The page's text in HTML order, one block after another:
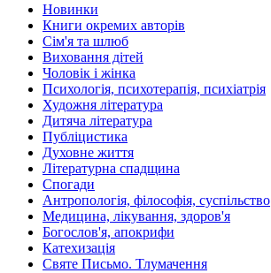
Новинки
Книги окремих авторів
Сім'я та шлюб
Виховання дітей
Чоловік і жінка
Психологія, психотерапія, психіатрія
Художня література
Дитяча література
Публіцистика
Духовне життя
Літературна спадщина
Спогади
Антропологія, філософія, суспільство
Медицина, лікування, здоров'я
Богослов'я, апокрифи
Катехизація
Святе Письмо. Тлумачення